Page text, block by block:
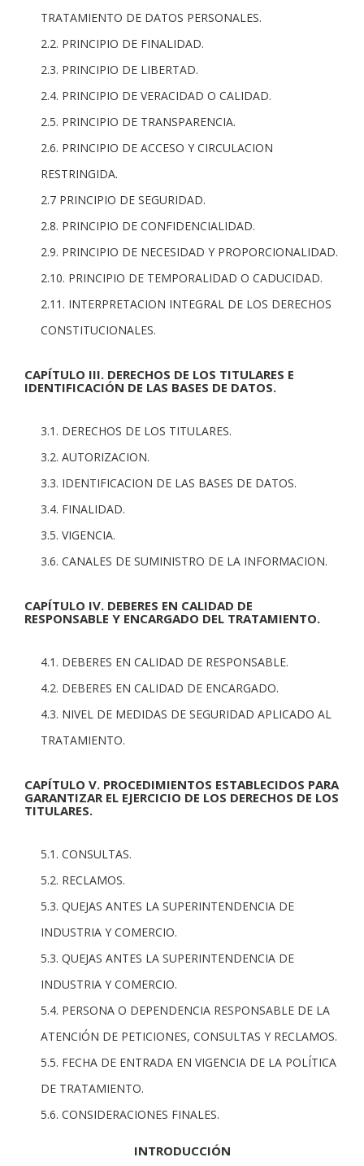
TRATAMIENTO DE DATOS PERSONALES.
2.2. PRINCIPIO DE FINALIDAD.
2.3. PRINCIPIO DE LIBERTAD.
2.4. PRINCIPIO DE VERACIDAD O CALIDAD.
2.5. PRINCIPIO DE TRANSPARENCIA.
2.6. PRINCIPIO DE ACCESO Y CIRCULACION
RESTRINGIDA.
2.7 PRINCIPIO DE SEGURIDAD.
2.8. PRINCIPIO DE CONFIDENCIALIDAD.
2.9. PRINCIPIO DE NECESIDAD Y PROPORCIONALIDAD.
2.10. PRINCIPIO DE TEMPORALIDAD O CADUCIDAD.
2.11. INTERPRETACION INTEGRAL DE LOS DERECHOS
CONSTITUCIONALES.
CAPÍTULO III. DERECHOS DE LOS TITULARES E
IDENTIFICACIÓN DE LAS BASES DE DATOS.
3.1. DERECHOS DE LOS TITULARES.
3.2. AUTORIZACION.
3.3. IDENTIFICACION DE LAS BASES DE DATOS.
3.4. FINALIDAD.
3.5. VIGENCIA.
3.6. CANALES DE SUMINISTRO DE LA INFORMACION.
CAPÍTULO IV. DEBERES EN CALIDAD DE
RESPONSABLE Y ENCARGADO DEL TRATAMIENTO.
4.1. DEBERES EN CALIDAD DE RESPONSABLE.
4.2. DEBERES EN CALIDAD DE ENCARGADO.
4.3. NIVEL DE MEDIDAS DE SEGURIDAD APLICADO AL
TRATAMIENTO.
CAPÍTULO V. PROCEDIMIENTOS ESTABLECIDOS PARA
GARANTIZAR EL EJERCICIO DE LOS DERECHOS DE LOS
TITULARES.
5.1. CONSULTAS.
5.2. RECLAMOS.
5.3. QUEJAS ANTES LA SUPERINTENDENCIA DE
INDUSTRIA Y COMERCIO.
5.3. QUEJAS ANTES LA SUPERINTENDENCIA DE
INDUSTRIA Y COMERCIO.
5.4. PERSONA O DEPENDENCIA RESPONSABLE DE LA
ATENCIÓN DE PETICIONES, CONSULTAS Y RECLAMOS.
5.5. FECHA DE ENTRADA EN VIGENCIA DE LA POLÍTICA
DE TRATAMIENTO.
5.6. CONSIDERACIONES FINALES.
INTRODUCCIÓN